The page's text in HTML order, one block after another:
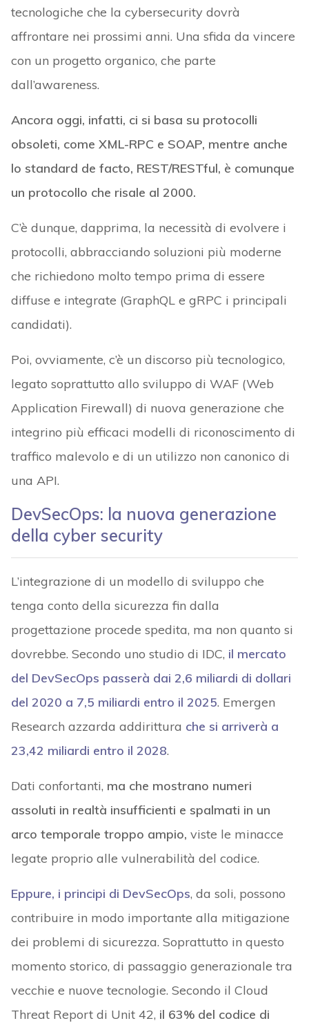
tecnologiche che la cybersecurity dovrà
affrontare nei prossimi anni. Una sfida da vincere
con un progetto organico, che parte
dall’awareness.
Ancora oggi, infatti, ci si basa su protocolli
obsoleti, come XML-RPC e SOAP, mentre anche
lo standard de facto, REST/RESTful, è comunque
un protocollo che risale al 2000.
C’è dunque, dapprima, la necessità di evolvere i
protocolli, abbracciando soluzioni più moderne
che richiedono molto tempo prima di essere
diffuse e integrate (GraphQL e gRPC i principali
candidati).
Poi, ovviamente, c’è un discorso più tecnologico,
legato soprattutto allo sviluppo di WAF (Web
Application Firewall) di nuova generazione che
integrino più efficaci modelli di riconoscimento di
traffico malevolo e di un utilizzo non canonico di
una API.
DevSecOps: la nuova generazione
della cyber security
L’integrazione di un modello di sviluppo che
tenga conto della sicurezza fin dalla
progettazione procede spedita, ma non quanto si
dovrebbe. Secondo uno studio di IDC, il mercato
del DevSecOps passerà dai 2,6 miliardi di dollari
del 2020 a 7,5 miliardi entro il 2025. Emergen
Research azzarda addirittura che si arriverà a
23,42 miliardi entro il 2028.
Dati confortanti, ma che mostrano numeri
assoluti in realtà insufficienti e spalmati in un
arco temporale troppo ampio, viste le minacce
legate proprio alle vulnerabilità del codice.
Eppure, i principi di DevSecOps, da soli, possono
contribuire in modo importante alla mitigazione
dei problemi di sicurezza. Soprattutto in questo
momento storico, di passaggio generazionale tra
vecchie e nuove tecnologie. Secondo il Cloud
Threat Report di Unit 42, il 63% del codice di